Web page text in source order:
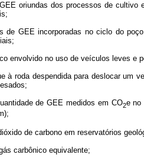
oriundas dos processos de
GEE incorporadas no ciclo do
envolvido no uso de veículos leves e
à roda despendida para deslocar
de GEE medidos em CO2e no
de carbono em reservatórios
carbônico equivalente;